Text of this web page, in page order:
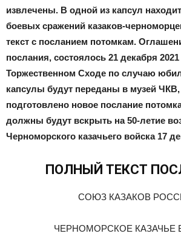
извлечены. В одной из капсул
боевых сражений казаков-
текст с посланием потомкам.
послания, состоялось 21 декабря 2021
Торжественном Сходе по случаю
капсулы будут переданы в музей ЧКВ,
подготовлено новое послание
должны будут вскрыть на 50-летие
Черноморского казачьего войска 17
ПОЛНЫЙ ТЕКСТ
СОЮЗ КАЗАКОВ
ЧЕРНОМОРСКОЕ КАЗАЧЬЕ